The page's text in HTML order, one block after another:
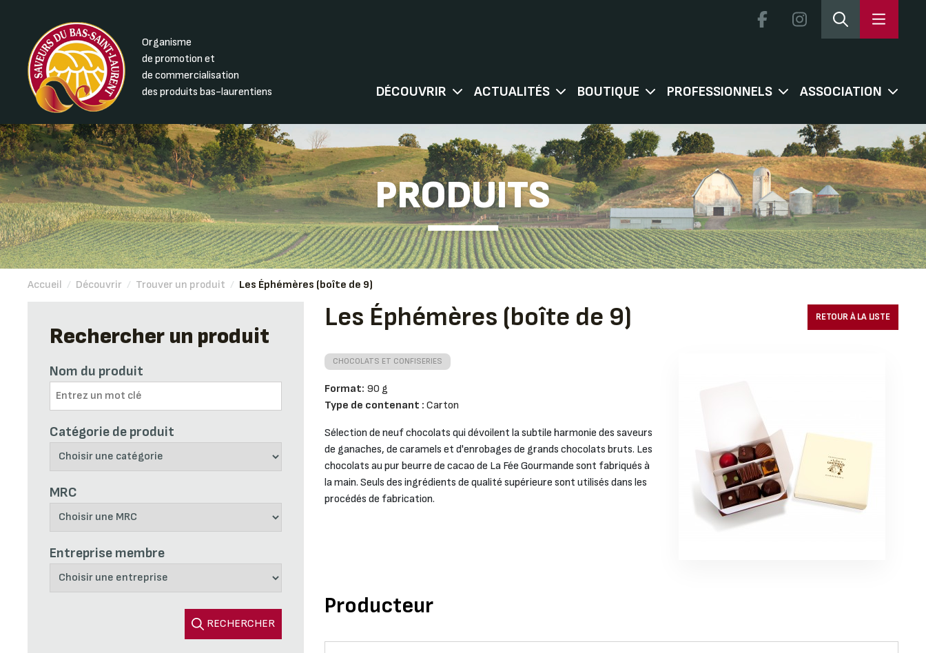
Organisme
de promotion et
de commercialisation
des produits bas-laurentiens
DÉCOUVRIR ACTUALITÉS BOUTIQUE PROFESSIONNELS ASSOCIATION
PRODUITS
Accueil / Découvrir / Trouver un produit / Les Éphémères (boîte de 9)
Rechercher un produit
Nom du produit
Catégorie de produit
MRC
Entreprise membre
RECHERCHER
Les Éphémères (boîte de 9) RETOUR À LA LISTE
CHOCOLATS ET CONFISERIES
Format: 90 g
Type de contenant :Carton
Sélection de neuf chocolats qui dévoilent la subtile harmonie des saveurs
de ganaches, de caramels et d'enrobages de grands chocolats bruts. Les
chocolats au pur beurre de cacao de La Fée Gourmande sont fabriqués à
la main. Seuls des ingrédients de qualité supérieure sont utilisés dans les
procédés de fabrication.
Producteur